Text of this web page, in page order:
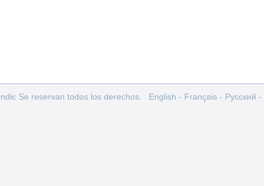
English - Français - Pусский -
Se reservan todos los derechos.